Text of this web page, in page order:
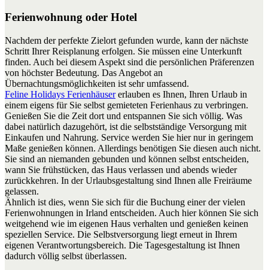
Ferienwohnung oder Hotel
Nachdem der perfekte Zielort gefunden wurde, kann der nächste
Schritt Ihrer Reisplanung erfolgen. Sie müssen eine Unterkunft
finden. Auch bei diesem Aspekt sind die persönlichen Präferenzen
von höchster Bedeutung. Das Angebot an
Übernachtungsmöglichkeiten ist sehr umfassend.
Feline Holidays Ferienhäusererlauben es Ihnen, Ihren Urlaub in
einem eigens für Sie selbst gemieteten Ferienhaus zu verbringen.
Genießen Sie die Zeit dort und entspannen Sie sich völlig. Was
dabei natürlich dazugehört, ist die selbstständige Versorgung mit
Einkaufen und Nahrung. Service werden Sie hier nur in geringem
Maße genießen können. Allerdings benötigen Sie diesen auch nicht.
Sie sind an niemanden gebunden und können selbst entscheiden,
wann Sie frühstücken, das Haus verlassen und abends wieder
zurückkehren. In der Urlaubsgestaltung sind Ihnen alle Freiräume
gelassen.
Ähnlich ist dies, wenn Sie sich für die Buchung einer der vielen
Ferienwohnungen in Irland entscheiden. Auch hier können Sie sich
weitgehend wie im eigenen Haus verhalten und genießen keinen
speziellen Service. Die Selbstversorgung liegt erneut in Ihrem
eigenen Verantwortungsbereich. Die Tagesgestaltung ist Ihnen
dadurch völlig selbst überlassen.